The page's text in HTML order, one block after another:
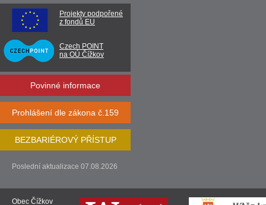
Projekty podpořené
z fondů EU
Czech POINT
na OÚ Čížkov
Povinné informace
Prohlášení dle zákona č.159
BEZBARIÉROVÝ PŘÍSTUP
Poslední aktualizace 07.08.2026
Obec Čížkov